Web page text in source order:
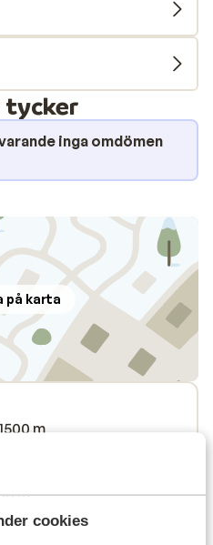
cookies
tycker
inga omdömen
på karta
m
100 m
m
m